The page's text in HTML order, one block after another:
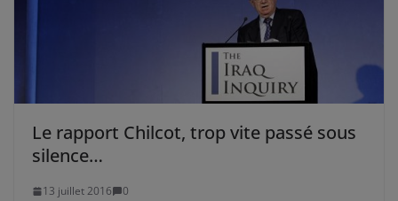
Le rapport Chilcot, trop vite passé sous
silence…
13 juillet 2016 0